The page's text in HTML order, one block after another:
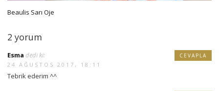
Beaulis Sarı Oje
2 yorum
Esma dedi ki:
24 AĞUSTOS 2017, 18:11
Tebrik ederim ^^
CEVAPLA